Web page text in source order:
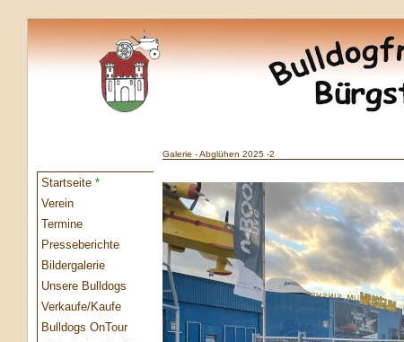
Startseite *
Verein
Termine
Presseberichte
Bildergalerie
Unsere Bulldogs
Verkaufe/Kaufe
Bulldogs OnTour
Galerie - Abglühen 2025 -2